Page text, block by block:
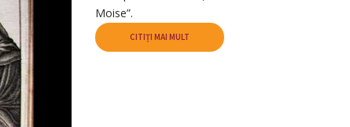
Moise”.
CITIȚI MAI MULT